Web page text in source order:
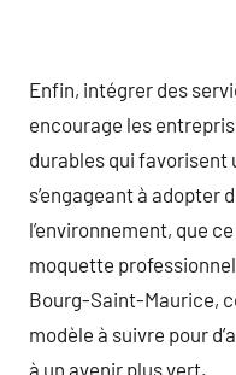
Enfin, intégrer des
encourage les
durables qui favorisent
s’engageant à adopter
l’environnement, que
moquette
Bourg-Saint-Maurice,
modèle à suivre pour
à un avenir plus vert.